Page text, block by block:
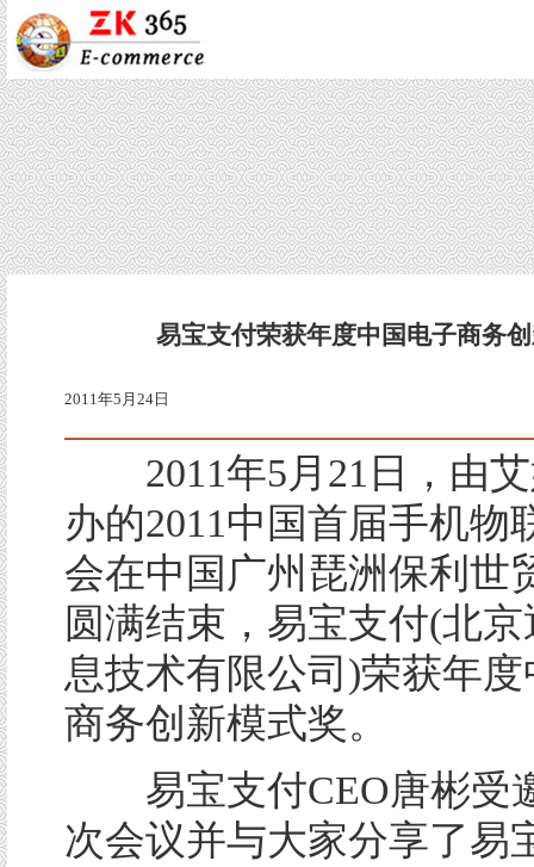
易宝支付荣获年度中国电子商务
2011年5月24日
2011年5月21日，由艾
办的2011中国首届手机物
会在中国广州琵洲保利世
圆满结束，易宝支付(北
息技术有限公司)荣获年
商务创新模式奖。
易宝支付CEO唐彬受
次会议并与大家分享了易